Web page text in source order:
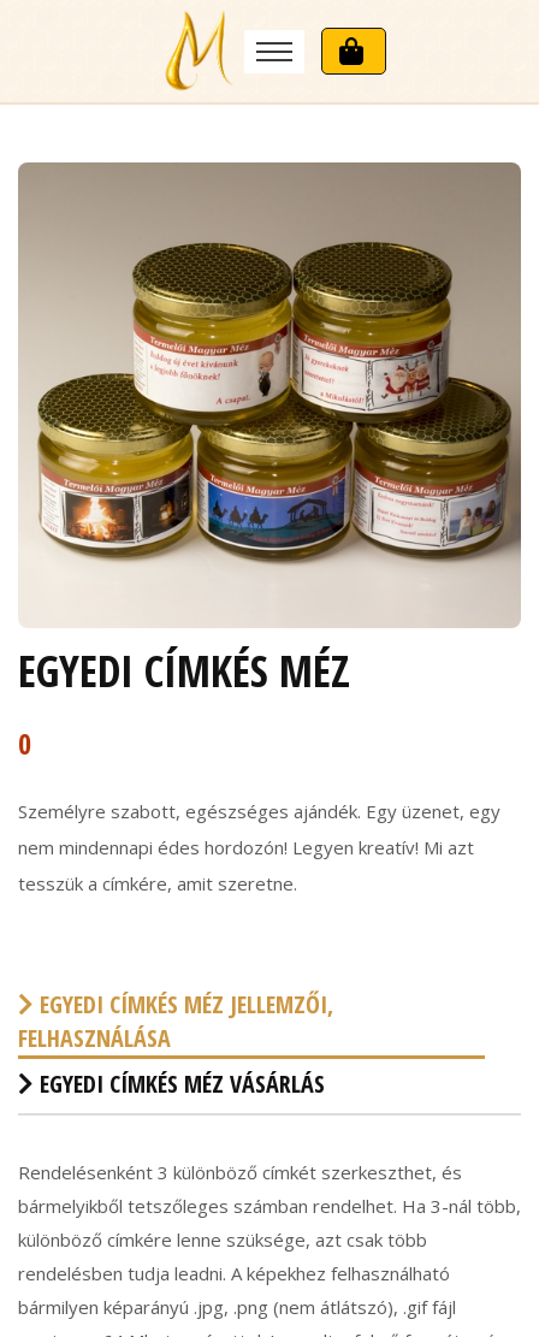
EGYEDI CÍMKÉS MÉZ
0
Személyre szabott, egészséges ajándék. Egy üzenet, egy
nem mindennapi édes hordozón! Legyen kreatív! Mi azt
tesszük a címkére, amit szeretne.
EGYEDI CÍMKÉS MÉZ JELLEMZŐI,
FELHASZNÁLÁSA
EGYEDI CÍMKÉS MÉZ VÁSÁRLÁS
Rendelésenként 3 különböző címkét szerkeszthet, és
bármelyikből tetszőleges számban rendelhet. Ha 3-nál több,
különböző címkére lenne szüksége, azt csak több
rendelésben tudja leadni. A képekhez felhasználható
bármilyen képarányú .jpg, .png (nem átlátszó), .gif fájl